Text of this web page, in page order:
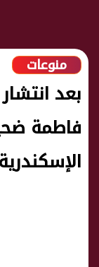
منوعات
بعد
فاطمة
الإسكندرية